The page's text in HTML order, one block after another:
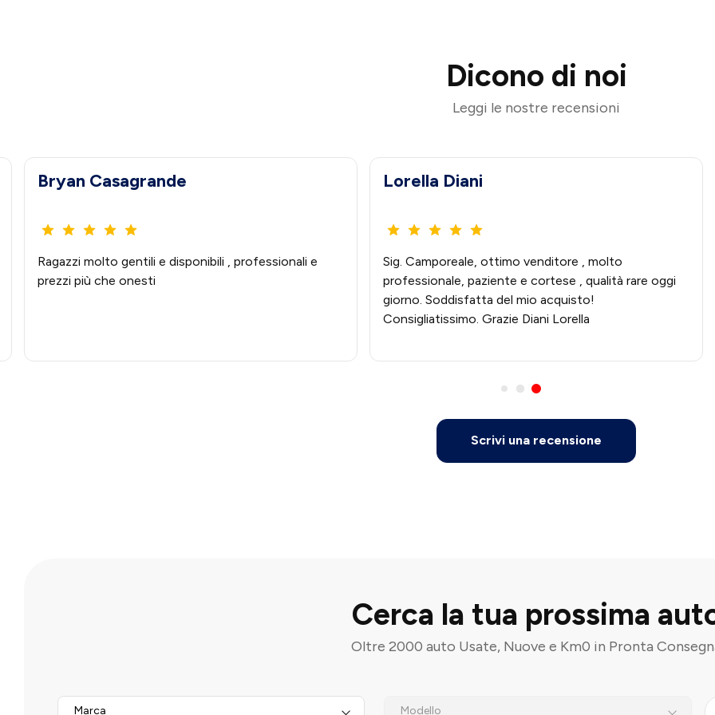
Dicono di noi
Leggi le nostre recensioni
Bryan Casagrande
Ragazzi molto gentili e disponibili , professionali e
prezzi più che onesti
Lorella Diani
Sig. Camporeale, ottimo venditore , molto
professionale, paziente e cortese , qualità rare oggi
giorno. Soddisfatta del mio acquisto!
Consigliatissimo. Grazie Diani Lorella
Scrivi una recensione
Cerca la tua prossima
Oltre 2000 auto Usate, Nuove e Km0 in Pronta
Marca Modello